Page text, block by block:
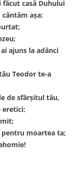
casă Duhului
aşa:
ajuns la adânci
Teodor te-a
de sfârşitul tău,
eretici;
moartea ta;